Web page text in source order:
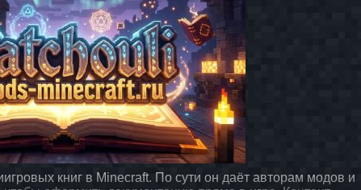
книг в Minecraft. По сути он даёт авторам модов и